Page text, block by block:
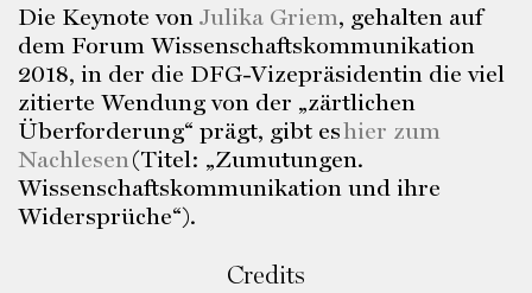
Die Keynote von Julika Griem, gehalten auf
dem Forum Wissenschaftskommunikation
2018, in der die DFG-Vizepräsidentin die viel
zitierte Wendung von der „zärtlichen
Überforderung“ prägt, gibt eshier zum
Nachlesen (Titel: „Zumutungen.
Wissenschaftskommunikation und ihre
Widersprüche“).
Credits